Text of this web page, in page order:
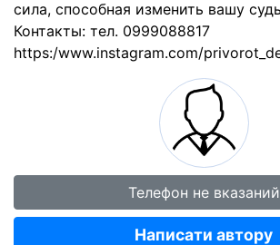
сила, способная изменить вашу
Контакты: тел. 0999088817
https:/www.instagram.com/
Телефон не вказаний
Написати автору